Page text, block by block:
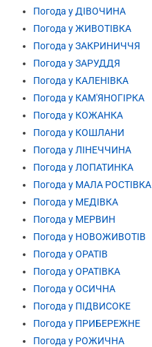
Погода у ДІВОЧИНА
Погода у ЖИВОТІВКА
Погода у ЗАКРИНИЧЧЯ
Погода у ЗАРУДДЯ
Погода у КАЛЕНІВКА
Погода у КАМ'ЯНОГІРКА
Погода у КОЖАНКА
Погода у КОШЛАНИ
Погода у ЛІНЕЧЧИНА
Погода у ЛОПАТИНКА
Погода у МАЛА РОСТІВКА
Погода у МЕДІВКА
Погода у МЕРВИН
Погода у НОВОЖИВОТІВ
Погода у ОРАТІВ
Погода у ОРАТІВКА
Погода у ОСИЧНА
Погода у ПІДВИСОКЕ
Погода у ПРИБЕРЕЖНЕ
Погода у РОЖИЧНА